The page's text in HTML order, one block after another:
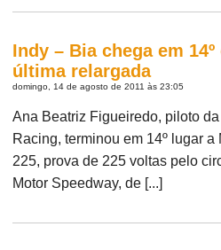
Indy – Bia chega em
última relargada
domingo, 14 de agosto de 2011 às 23:05
Ana Beatriz Figueiredo, piloto
Racing, terminou em 14º lugar
225, prova de 225 voltas pelo
Motor Speedway, de [...]